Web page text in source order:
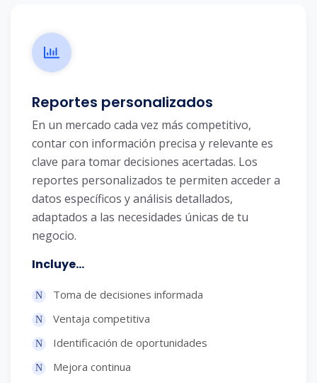
Reportes personalizados
En un mercado cada vez más competitivo,
contar con información precisa y relevante es
clave para tomar decisiones acertadas. Los
reportes personalizados te permiten acceder a
datos específicos y análisis detallados,
adaptados a las necesidades únicas de tu
negocio.
Incluye...
Toma de decisiones informada
Ventaja competitiva
Identificación de oportunidades
Mejora continua